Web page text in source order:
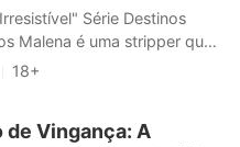
Série Destinos
que
sua família, até que
em um acordo que
18+
fuga
CEO
de Vingança: A